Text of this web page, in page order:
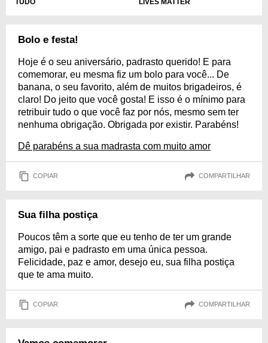
Bolo e festa!
Hoje é o seu aniversário, padrasto querido! E para
comemorar, eu mesma fiz um bolo para você... De
banana, o seu favorito, além de muitos brigadeiros, é
claro! Do jeito que você gosta! E isso é o mínimo para
retribuir tudo o que você faz por nós, mesmo sem ter
nenhuma obrigação. Obrigada por existir. Parabéns!
Dê parabéns a sua madrasta com muito amor
COPIAR COMPARTILHAR
Sua filha postiça
Poucos têm a sorte que eu tenho de ter um grande
amigo, pai e padrasto em uma única pessoa.
Felicidade, paz e amor, desejo eu, sua filha postiça
que te ama muito.
COPIAR COMPARTILHAR